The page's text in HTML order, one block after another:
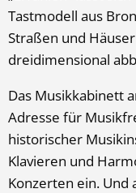
Tastmodell aus
Straßen und
dreidimensional
Das Musikkabinett
Adresse für
historischer
Klavieren und
Konzerten ein. Und